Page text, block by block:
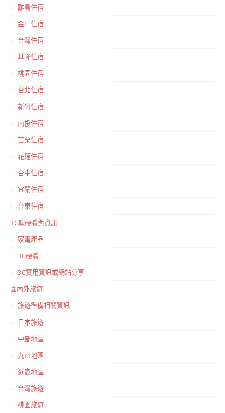
離島住宿
金門住宿
台灣住宿
基隆住宿
桃園住宿
台北住宿
新竹住宿
南投住宿
苗栗住宿
花蓮住宿
台中住宿
宜蘭住宿
台東住宿
3C軟硬體與資訊
家電產品
3C硬體
3C實用資訊或網站分享
國內外旅遊
旅遊準備相關資訊
日本旅遊
中部地區
九州地區
近畿地區
台灣旅遊
桃園旅遊